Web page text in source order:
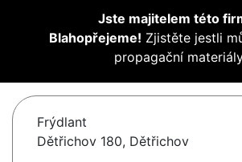
Jste majitelem této
Blahopřejeme! Zjistěte jestli
propagační
Frýdlant
Dětřichov 180, Dětřichov